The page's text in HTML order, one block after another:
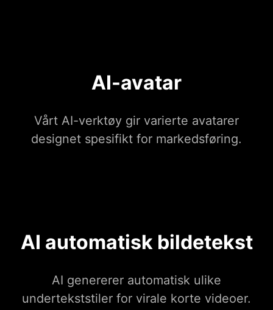
AI-avatar
Vårt AI-verktøy gir varierte avatarer
designet spesifikt for markedsføring.
AI automatisk bildetekst
AI genererer automatisk ulike
undertekststiler for virale korte videoer.